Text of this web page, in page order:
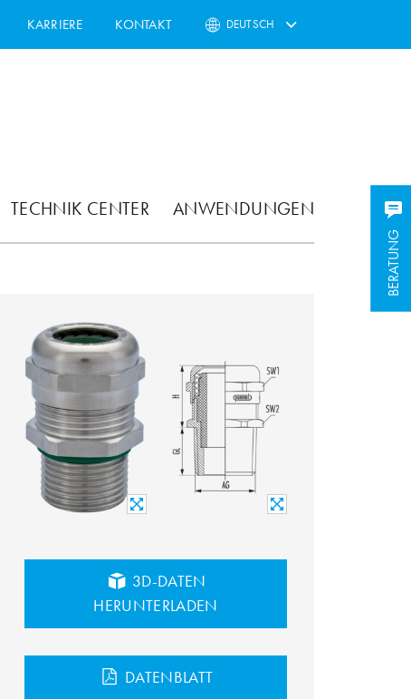
KARRIERE KONTAKT DEUTSCH
TECHNIK CENTER ANWENDUNGEN
BERATUNG
BERATUNG
3D-DATEN
HERUNTERLADEN
DATENBLATT